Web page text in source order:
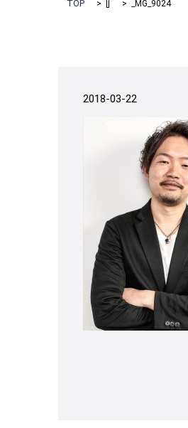
TOP _MG_9024
2018-03-22